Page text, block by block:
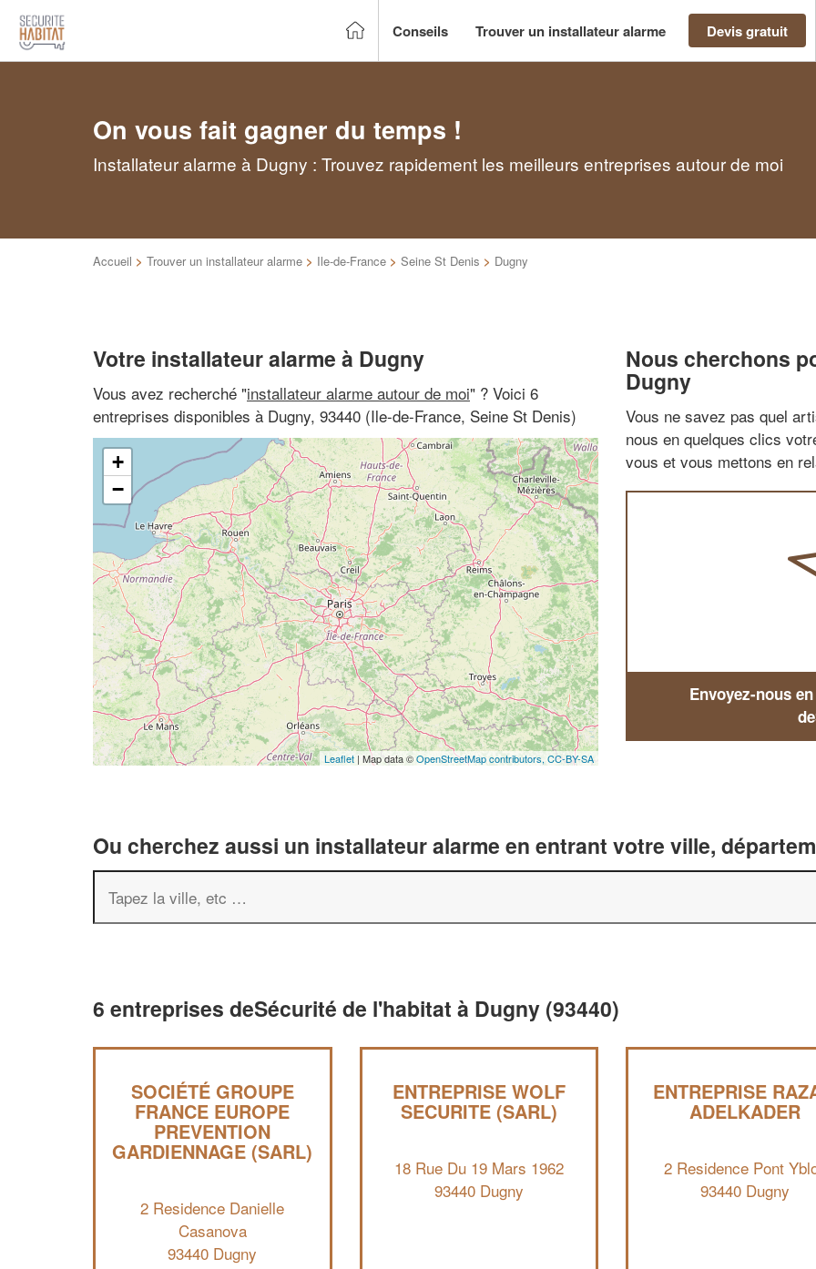
Conseils Trouver un installateur alarme Devis gratuit
On vous fait gagner du temps !
Installateur alarme à Dugny : Trouvez rapidement les meilleurs entreprises autour de moi
Accueil > Trouver un installateur alarme > Ile-de-France > Seine St Denis > Dugny
Votre installateur alarme à Dugny
Vous avez recherché "installateur alarme autour de moi" ? Voici 6
entreprises disponibles à Dugny, 93440 (Ile-de-France, Seine St Denis)
+
−
Leaflet | Map data ©OpenStreetMap contributors, CC-BY-SA
Nous cherchons
Dugny
Vous ne savez pas quel
nous en quelques clics
vous et vous mettons en
Envoyez-nous
Ou cherchez aussi un installateur alarme en entrant votre ville,
6 entreprises deSécurité de l'habitat à Dugny (93440)
SOCIÉTÉ GROUPE
FRANCE EUROPE
PREVENTION
GARDIENNAGE (SARL)
2 Residence Danielle
Casanova
93440 Dugny
ENTREPRISE WOLF
SECURITE (SARL)
18 Rue Du 19 Mars 1962
93440 Dugny
ENTREPRISE
ADELKADER
2 Residence Pont
93440 Dugny